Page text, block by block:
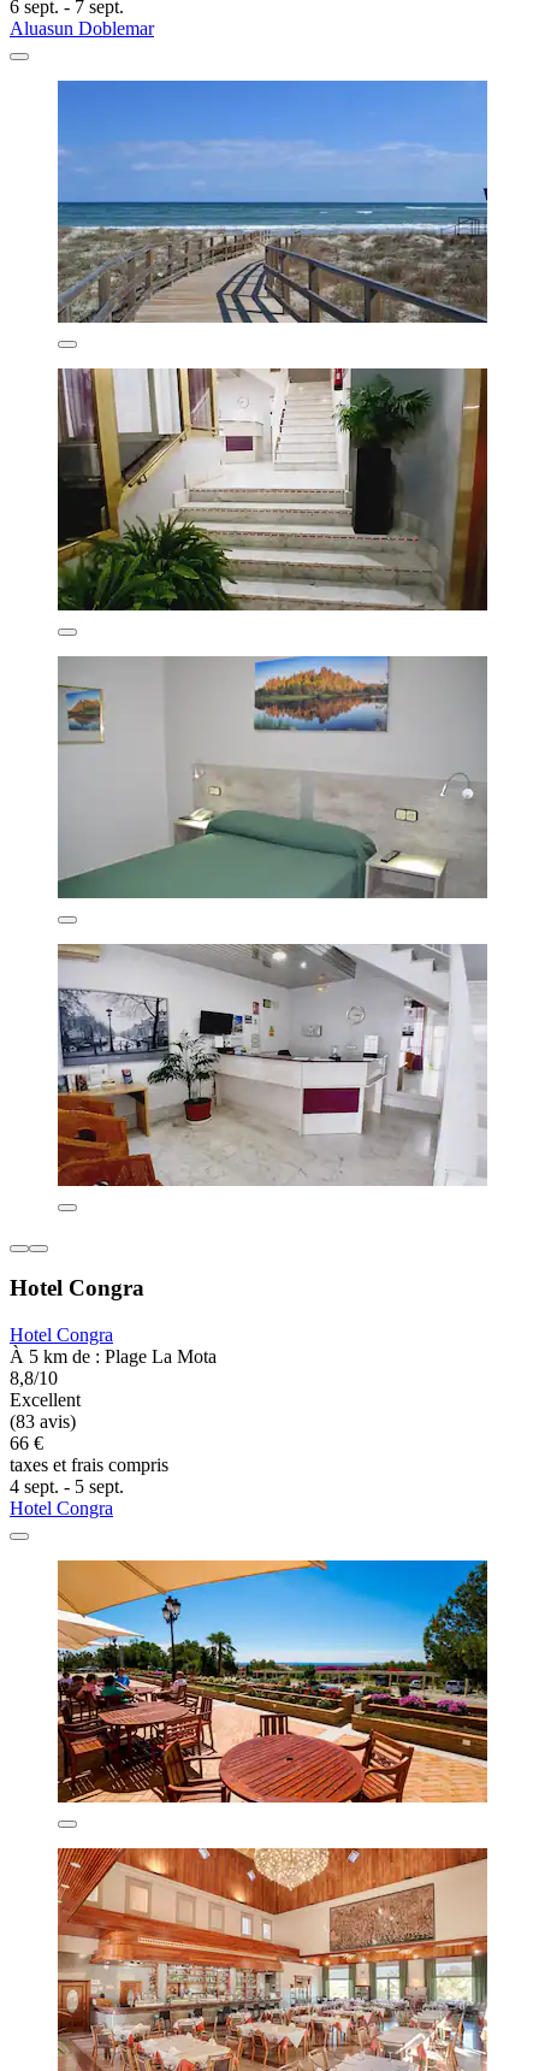
6 sept. - 7 sept.
Aluasun Doblemar
Hotel Congra
Hotel Congra
À 5 km de : Plage La Mota
8,8/10
Excellent
(83 avis)
66 €
taxes et frais compris
4 sept. - 5 sept.
Hotel Congra